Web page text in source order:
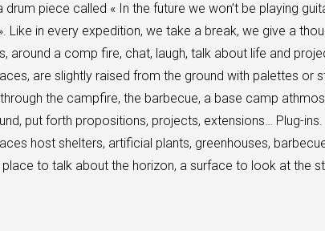
piece called « In the future we won’t be playing
Like in every expedition, we take a break, we give a
around a comp fire, chat, laugh, talk about life and
are slightly raised from the ground with palettes
the campfire, the barbecue, a base camp
put forth propositions, projects, extensions… Plug-ins.
host shelters, artificial plants, greenhouses,
place to talk about the horizon, a surface to look at the